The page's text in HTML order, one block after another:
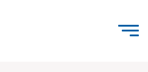
contenido